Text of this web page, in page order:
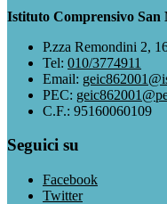
Istituto Comprensivo
P.zza Remondini 2,
Tel: 010/3774911
Email:
PEC:
C.F.: 95160060109
Seguici su
Facebook
Twitter